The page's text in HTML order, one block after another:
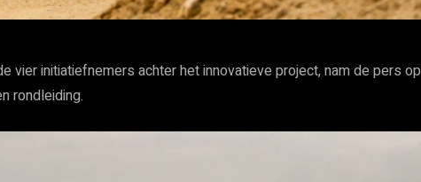
vier initiatiefnemers achter het innovatieve project, nam de pers op
rondleiding.